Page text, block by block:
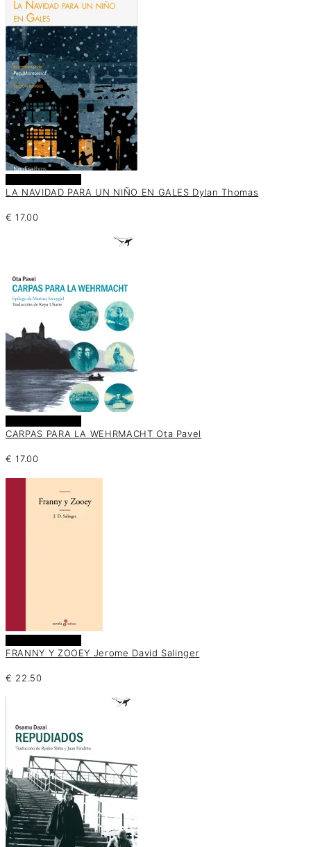
LA NAVIDAD PARA UN NIÑO EN GALES Dylan Thomas
€ 17.00
CARPAS PARA LA WEHRMACHT Ota Pavel
€ 17.00
FRANNY Y ZOOEY Jerome David Salinger
€ 22.50